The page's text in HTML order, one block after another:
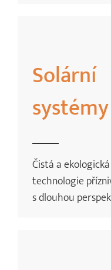
Solární
systémy
Čistá a
technologie
s dlouhou